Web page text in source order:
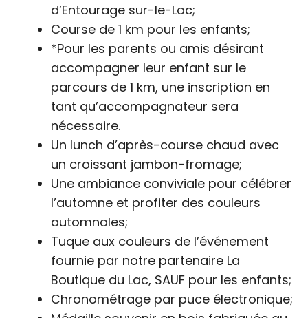
d’Entourage sur-le-Lac;
Course de 1 km pour les enfants;
*Pour les parents ou amis désirant
accompagner leur enfant sur le
parcours de 1 km, une inscription en
tant qu’accompagnateur sera
nécessaire.
Un lunch d’après-course chaud avec
un croissant jambon-fromage;
Une ambiance conviviale pour célébrer
l’automne et profiter des couleurs
automnales;
Tuque aux couleurs de l’événement
fournie par notre partenaire La
Boutique du Lac, SAUF pour les enfants;
Chronométrage par puce électronique;